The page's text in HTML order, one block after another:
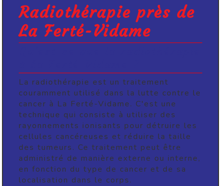
Radiothérapie près de
La Ferté-Vidame
La radiothérapie est un traitement
couramment utilisé dans la lutte contre le
cancer à La Ferté-Vidame. C'est une
technique qui consiste à utiliser des
rayonnements ionisants pour détruire les
cellules cancéreuses et réduire la taille
des tumeurs. Ce traitement peut être
administré de manière externe ou interne,
en fonction du type de cancer et de sa
localisation dans le corps.